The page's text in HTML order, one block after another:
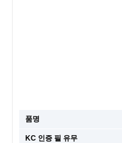
품명
KC 인증 필 유무